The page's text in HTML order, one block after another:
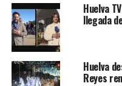
Huelva
llegada
Huelva
Reyes